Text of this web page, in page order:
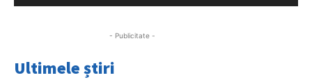
- Publicitate -
Ultimele știri